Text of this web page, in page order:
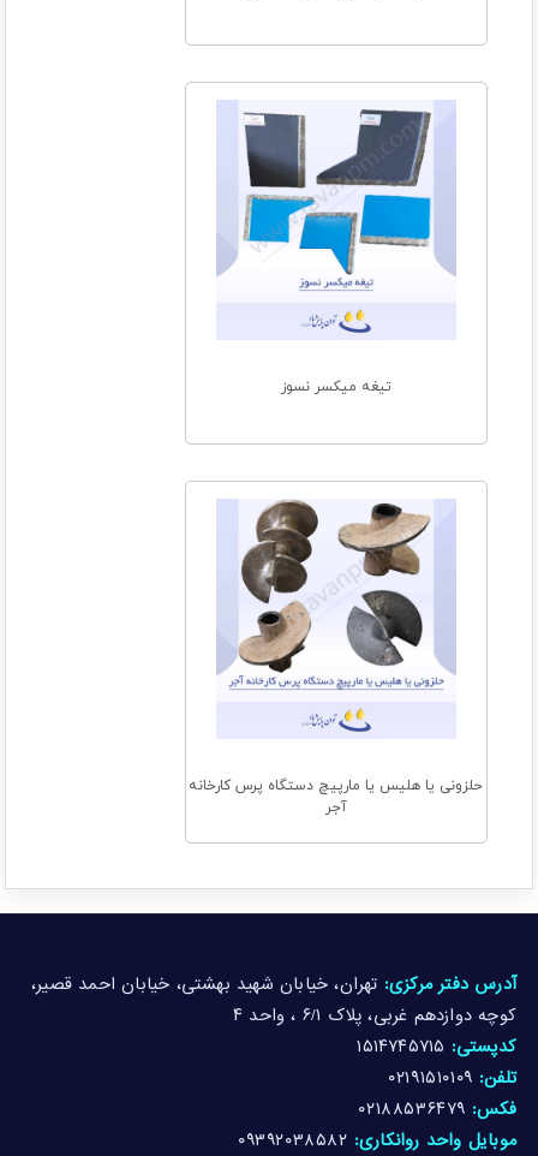
تیغه میکسر نسوز
حلزونی یا هلیس یا مارپیچ دستگاه پرس کارخانه
آجر
آدرس دفتر مرکزی: تهران، خیابان شهید بهشتی، خیابان احمد قصیر،
کوچه دوازدهم غربی، پلاک ۶/۱ ، واحد ۴
کدپستی: ۱۵۱۴۷۴۵۷۱۵
تلفن: ۰۲۱۹۱۵۱۰۱۰۹
فکس: ۰۲۱۸۸۵۳۶۴۷۹
موبایل واحد روانکاری: ۰۹۳۹۲۰۳۸۵۸۲